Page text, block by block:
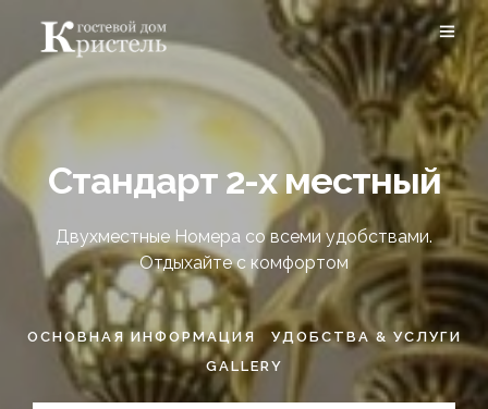
Стандарт 2-х местный
Двухместные Номера со всеми удобствами.
Отдыхайте с комфортом
ОСНОВНАЯ ИНФОРМАЦИЯ
УДОБСТВА & УСЛУГИ
GALLERY